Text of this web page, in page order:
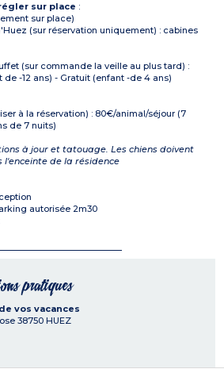
sur place :
sur place)
(sur réservation uniquement) : cabines
(sur commande la veille au plus tard) :
-12 ans) - Gratuit (enfant -de 4 ans)
à la réservation) : 80€/animal/séjour (7
de 7 nuits)
à jour et tatouage. Les chiens doivent
l'enceinte de la résidence
autorisée 2m30
pratiques
vos vacances
38750 HUEZ